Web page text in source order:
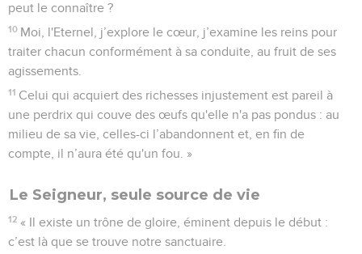
peut le connaître ?
10 Moi, l'Eternel, j’explore le cœur, j’examine les reins pour
traiter chacun conformément à sa conduite, au fruit de ses
agissements.
11 Celui qui acquiert des richesses injustement est pareil à
une perdrix qui couve des œufs qu'elle n'a pas pondus : au
milieu de sa vie, celles-ci l’abandonnent et, en fin de
compte, il n’aura été qu'un fou. »
Le Seigneur, seule source de vie
12 « Il existe un trône de gloire, éminent depuis le début :
c’est là que se trouve notre sanctuaire.